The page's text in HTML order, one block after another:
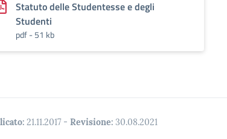
Statuto delle Studentesse e degli
Studenti
pdf - 51 kb
21.11.2017 - Revisione: 30.08.2021